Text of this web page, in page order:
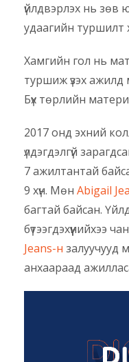
үйлдвэрлэх нь зөв
удаагийн туршилт
Хамгийн гол нь
туршиж үзэх ажилд
Бүх төрлийн
2017 онд эхний
үлдэгдэлгүй
7 ажилтантай
9 хүн. Мөн Abigail
багтай байсан.
бүтээгдэхүүнийхээ
Jeans-н залуучууд
анхаараад